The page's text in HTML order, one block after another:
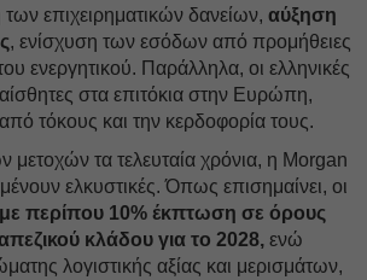
επιχειρηματικών δανείων,αύξηση
, ενίσχυση των εσόδων από προμήθειες
ενεργητικού. Παράλληλα, οι ελληνικές
στα επιτόκια στην Ευρώπη,
τόκους και την κερδοφορία τους.
τα τελευταία χρόνια, η Morgan
ελκυστικές. Όπως επισημαίνει, οι
με περίπου 10% έκπτωση σε όρους
κλάδου για το 2028, ενώ
λογιστικής αξίας και μερισμάτων,